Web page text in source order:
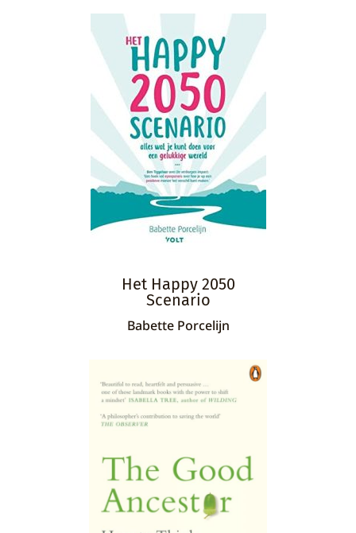
Het Happy 2050
Scenario
Babette Porcelijn